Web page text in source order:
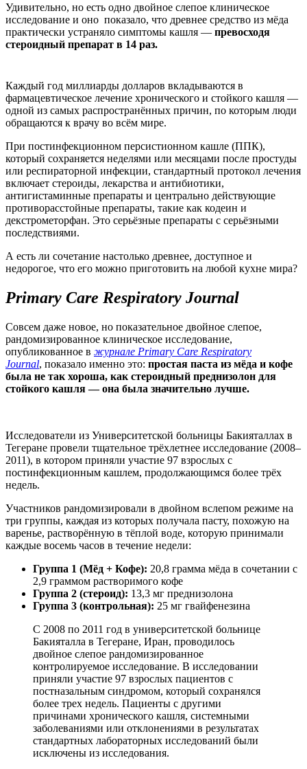
Удивительно, но есть одно двойное слепое клиническое
исследование и оно показало, что древнее средство из мёда
практически устраняло симптомы кашля — превосходя
стероидный препарат в 14 раз.
Каждый год миллиарды долларов вкладываются в
фармацевтическое лечение хронического и стойкого кашля —
одной из самых распространённых причин, по которым люди
обращаются к врачу во всём мире.
При постинфекционном персистионном кашле (ППК),
который сохраняется неделями или месяцами после простуды
или респираторной инфекции, стандартный протокол лечения
включает стероиды, лекарства и антибиотики,
антигистаминные препараты и центрально действующие
противорасстойные препараты, такие как кодеин и
декстрометорфан. Это серьёзные препараты с серьёзными
последствиями.
А есть ли сочетание настолько древнее, доступное и
недорогое, что его можно приготовить на любой кухне мира?
Primary Care Respiratory Journal
Совсем даже новое, но показательное двойное слепое,
рандомизированное клиническое исследование,
опубликованное в журнале Primary Care Respiratory
Journal, показало именно это: простая паста из мёда и кофе
была не так хороша, как стероидный преднизолон для
стойкого кашля — она была значительно лучше.
Исследователи из Университетской больницы Бакияталлах в
Тегеране провели тщательное трёхлетнее исследование (2008–
2011), в котором приняли участие 97 взрослых с
постинфекционным кашлем, продолжающимся более трёх
недель.
Участников рандомизировали в двойном вслепом режиме на
три группы, каждая из которых получала пасту, похожую на
варенье, растворённую в тёплой воде, которую принимали
каждые восемь часов в течение недели:
Группа 1 (Мёд + Кофе): 20,8 грамма мёда в сочетании с
2,9 граммом растворимого кофе
Группа 2 (стероид): 13,3 мг преднизолона
Группа 3 (контрольная): 25 мг гвайфенезина
С 2008 по 2011 год в университетской больнице
Бакияталла в Тегеране, Иран, проводилось
двойное слепое рандомизированное
контролируемое исследование. В исследовании
приняли участие 97 взрослых пациентов с
постназальным синдромом, который сохранялся
более трех недель. Пациенты с другими
причинами хронического кашля, системными
заболеваниями или отклонениями в результатах
стандартных лабораторных исследований были
исключены из исследования.